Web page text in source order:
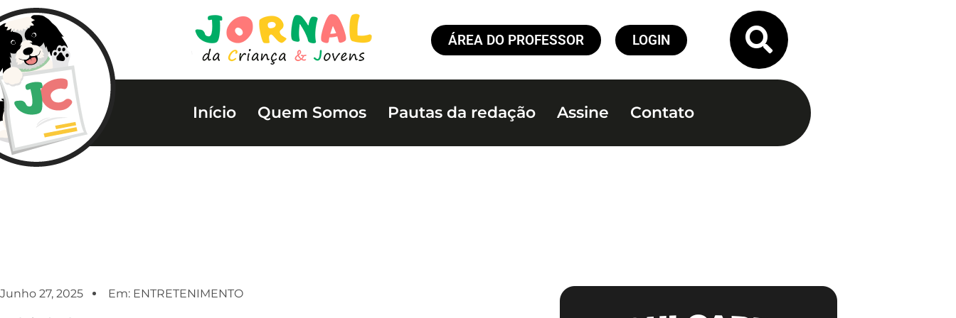
ÁREA DO PROFESSOR LOGIN
Início Quem Somos Pautas da redação Assine Contato
Junho 27, 2025 Em: ENTRETENIMENTO